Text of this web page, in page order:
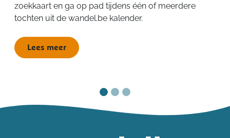
zoekkaart en ga op pad tijdens één of meerdere
tochten uit de wandel.be kalender.
Lees meer